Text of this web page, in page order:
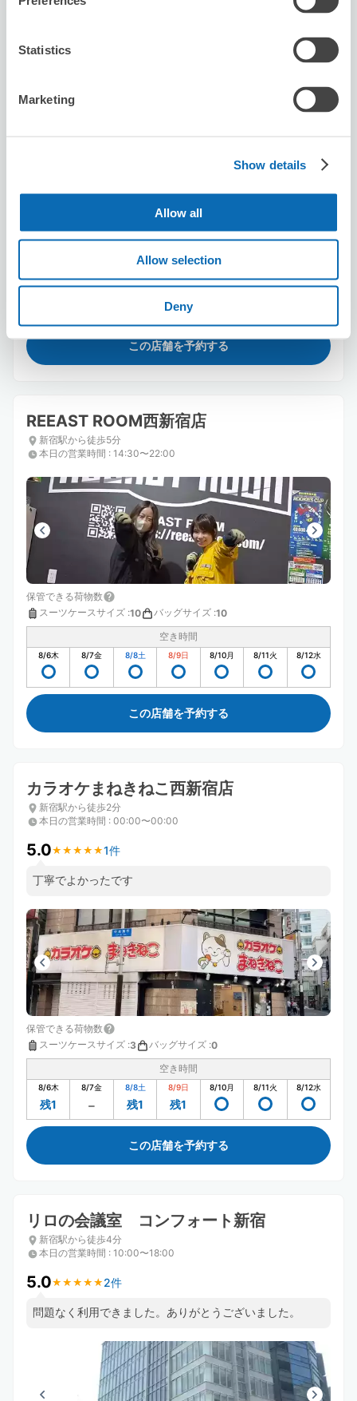
Statistics
Marketing
Show details
Allow all
Allow selection
Deny
新宿駅から徒歩3分
5.0★★
★★
保管できる荷物数
スーツケースサイズ: バッグサイズ:
8/6木 8/7金 8/8土 8/9日 8/10月 8/11火 8/12水
この店舗を予約する
REEAST ROOM西新宿店
新宿駅から徒歩5分
本日の営業時間 : 14:30〜22:00
保管できる荷物数
スーツケースサイズ :10 バッグサイズ :10
空き時間
8/6木 8/7金 8/8土 8/9日 8/10月 8/11火 8/12水
この店舗を予約する
カラオケまねきねこ西新宿店
新宿駅から徒歩2分
本日の営業時間 : 00:00〜00:00
5.0★ ★ ★ ★ ★
★ ★ ★ ★ ★1件
丁寧でよかったです
保管できる荷物数
スーツケースサイズ :3 バッグサイズ :0
空き時間
8/6木
残1
8/7金 8/8土
残1
8/9日
残1
8/10月 8/11火 8/12水
この店舗を予約する
リロの会議室 コンフォート新宿
新宿駅から徒歩4分
本日の営業時間 : 10:00〜18:00
5.0★ ★ ★ ★ ★
★ ★ ★ ★ ★ 2件
問題なく利用できました。ありがとうございました。